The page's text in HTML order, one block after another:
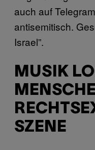
auch auf
antisemitisch.
Israel”.
MUSIK
SZENE